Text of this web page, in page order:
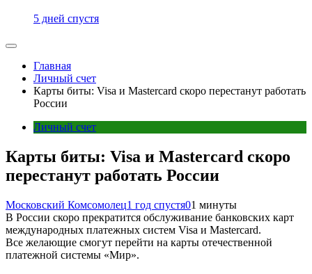
5 дней спустя
Главная
Личный счет
Карты биты: Visa и Mastercard скоро перестанут работать
России
Личный счет
Карты биты: Visa и Mastercard скоро
перестанут работать России
Московский Комсомолец1 год спустя01 минуты
В России скоро прекратится обслуживание банковских карт
международных платежных систем Visa и Mastercard.
Все желающие смогут перейти на карты отечественной
платежной системы «Мир».